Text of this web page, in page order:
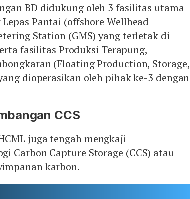
BD didukung oleh 3 fasilitas utama
Pantai (offshore Wellhead
Station (GMS) yang terletak di
fasilitas Produksi Terapung,
(Floating Production, Storage,
dioperasikan oleh pihak ke-3 dengan
CCS
juga tengah mengkaji
Carbon Capture Storage (CCS) atau
karbon.